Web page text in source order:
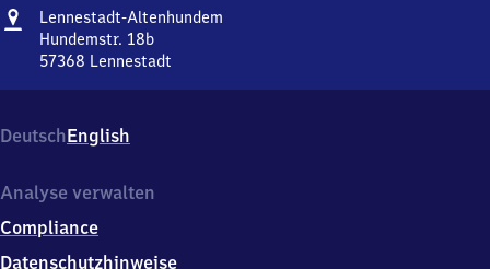
Adresse
Lennestadt-Altenhundem
Hundemstr. 18b
57368 Lennestadt
Hundemstr.
18b,
7
6
8
DeutschEnglish
Analyse verwalten
Compliance
Datenschutzhinweise